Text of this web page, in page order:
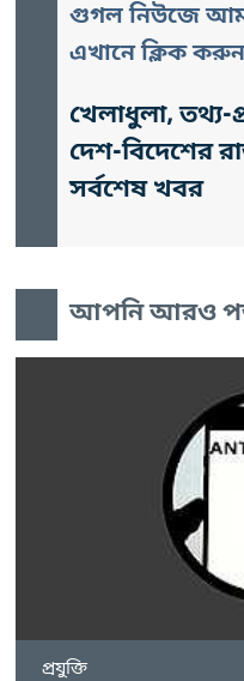
গুগল নিউজে
এখানে ক্লিক
খেলাধুলা, তথ্য-
দেশ-বিদেশের
সর্বশেষ খবর
আপনি আরও
প্রযুক্তি